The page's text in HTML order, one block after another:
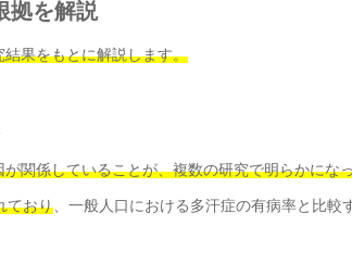
拠を解説
果をもとに解説します。
関係していることが、複数の研究で明らかにな
ており 、一般人口における多汗症の有病率と比